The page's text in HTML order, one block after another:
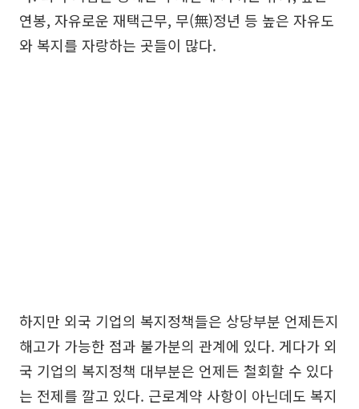
연봉, 자유로운 재택근무, 무(無)정년 등 높은 자유도
와 복지를 자랑하는 곳들이 많다.
하지만 외국 기업의 복지정책들은 상당부분 언제든지
해고가 가능한 점과 불가분의 관계에 있다. 게다가 외
국 기업의 복지정책 대부분은 언제든 철회할 수 있다
는 전제를 깔고 있다. 근로계약 사항이 아닌데도 복지